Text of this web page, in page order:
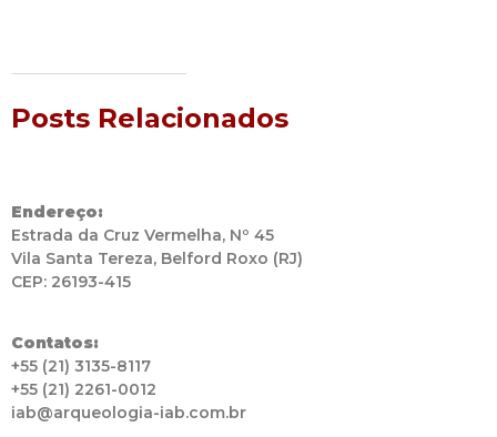
Posts Relacionados
Endereço:
Estrada da Cruz Vermelha, Nº 45
Vila Santa Tereza, Belford Roxo (RJ)
CEP: 26193-415
Contatos:
+55 (21) 3135-8117
+55 (21) 2261-0012
iab@arqueologia-iab.com.br